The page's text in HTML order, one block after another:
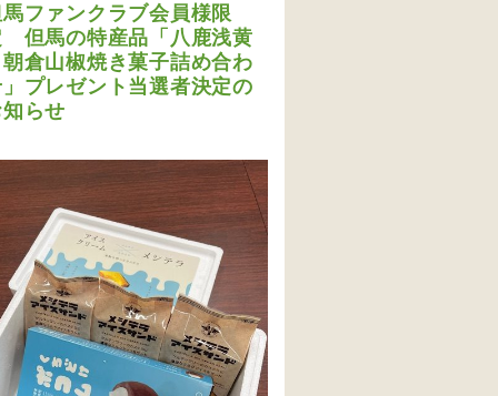
ファンクラブ会員様限
但馬の特産品「八鹿浅黄
倉山椒焼き菓子詰め合わ
プレゼント当選者決定の
らせ